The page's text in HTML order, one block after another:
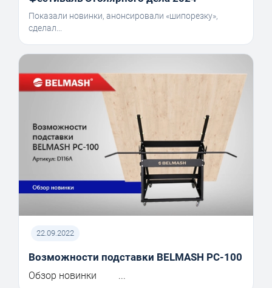
Показали новинки, анонсировали «шипорезку»,
сделал...
22.09.2022
Возможности подставки BELMASH PC-100
Обзор новинки ...